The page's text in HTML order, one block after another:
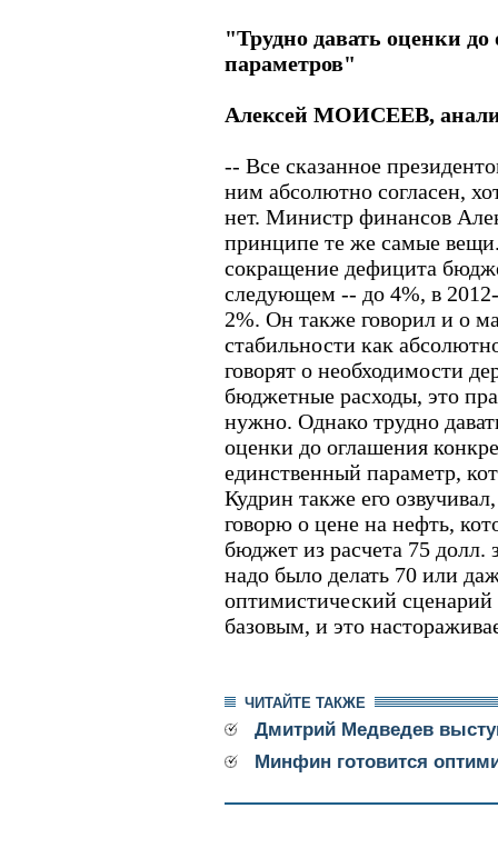
"Трудно давать оценки
параметров"
Алексей МОИСЕЕВ,
-- Все сказанное
ним абсолютно согласен,
нет. Министр финансов
принципе те же самые
сокращение дефицита
следующем -- до 4%, в
2%. Он также говорил и о
стабильности как
говорят о необходимости
бюджетные расходы, это
нужно. Однако трудно
оценки до оглашения
единственный параметр,
Кудрин также его
говорю о цене на нефть,
бюджет из расчета 75 долл.
надо было делать 70 или
оптимистический
базовым, и это
ЧИТАЙТЕ ТАКЖЕ
Дмитрий Медведев
Минфин готовится